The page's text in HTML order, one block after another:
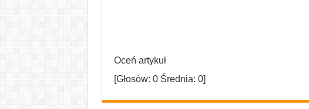
Oceń artykuł
[Głosów: 0Średnia: 0]